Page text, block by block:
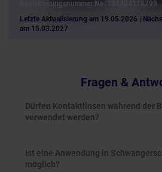
Letzte Aktualisierung am 19.05.2026
|
am 15.03.2027
Registrierungsnummer No. 198404118799
Fragen &
Dürfen Kontaktlinsen während der
verwendet werden?
Ist eine Anwendung in
möglich?